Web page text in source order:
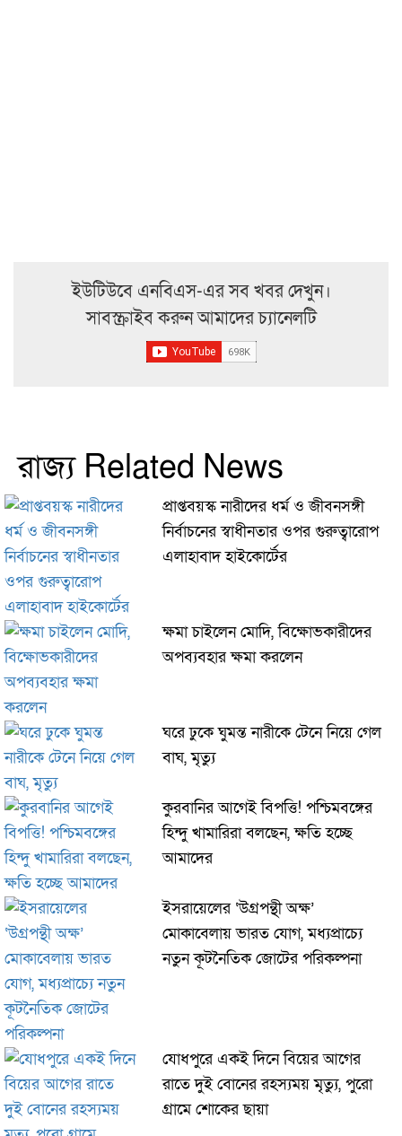
ইউটিউবে এনবিএস-এর সব খবর দেখুন।
সাবস্ক্রাইব করুন আমাদের চ্যানেলটি
রাজ্য Related News
প্রাপ্তবয়স্ক নারীদের ধর্ম ও জীবনসঙ্গী
নির্বাচনের স্বাধীনতার ওপর গুরুত্বারোপ
এলাহাবাদ হাইকোর্টের
ক্ষমা চাইলেন মোদি, বিক্ষোভকারীদের
অপব্যবহার ক্ষমা করলেন
ঘরে ঢুকে ঘুমন্ত নারীকে টেনে নিয়ে গেল
বাঘ, মৃত্যু
কুরবানির আগেই বিপত্তি! পশ্চিমবঙ্গের
হিন্দু খামারিরা বলছেন, ক্ষতি হচ্ছে
আমাদের
ইসরায়েলের ‘উগ্রপন্থী অক্ষ’
মোকাবেলায় ভারত যোগ, মধ্যপ্রাচ্যে
নতুন কূটনৈতিক জোটের পরিকল্পনা
যোধপুরে একই দিনে বিয়ের আগের
রাতে দুই বোনের রহস্যময় মৃত্যু, পুরো
গ্রামে শোকের ছায়া